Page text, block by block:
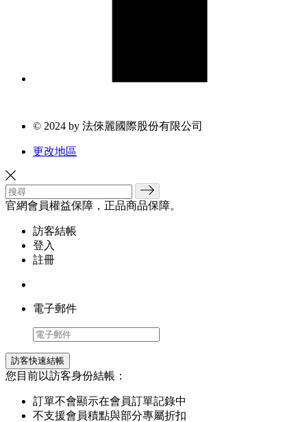
© 2024 by 法倈麗國際股份有限公司
更改地區
官網會員權益保障，正品商品保障。
訪客結帳
登入
註冊
電子郵件
訪客快速結帳
您目前以訪客身份結帳：
訂單不會顯示在會員訂單記錄中
不支援會員積點與部分專屬折扣